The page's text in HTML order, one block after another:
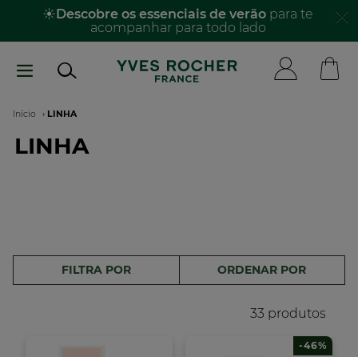
conteúdo
☀️Descobre os essenciais de verão para te
acompanhar para todo lado​
Navegação
estrutural
Início LINHA
LINHA
FILTRA POR ORDENAR POR
33 produtos
-46%